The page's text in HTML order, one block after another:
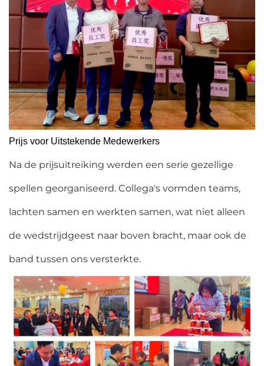
Prijs voor Uitstekende Medewerkers
Na de prijsuitreiking werden een serie gezellige
spellen georganiseerd. Collega's vormden teams,
lachten samen en werkten samen, wat niet alleen
de wedstrijdgeest naar boven bracht, maar ook de
band tussen ons versterkte.